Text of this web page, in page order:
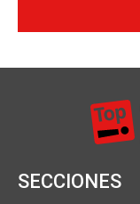
SECCIONES